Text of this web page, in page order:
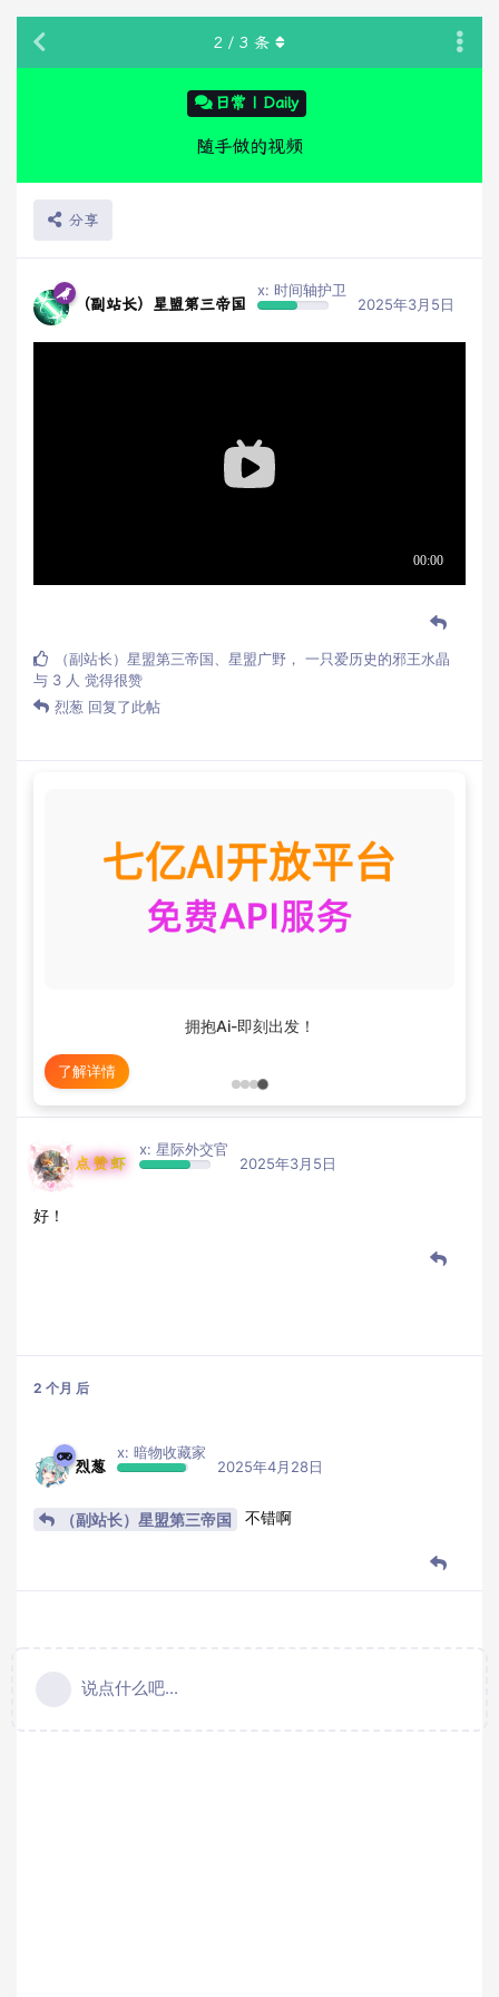
日常 | Daily
随手做的视频
分享
2 / 3 条
（副站长）星盟第三帝国
x: 时间轴护卫
2025年3月5日
（副站长）星盟第三帝国、 星盟广野 ， 一只爱历史的邪王水晶
与 3 人 觉得很赞
烈葱 回复了此帖
拥抱Ai-即刻出发！
了解详情
点赞虾
x: 星际外交官
2025年3月5日
好！
2 个月 后
烈葱
x: 暗物收藏家
2025年4月28日
（副站长）星盟第三帝国 不错啊
说点什么吧...